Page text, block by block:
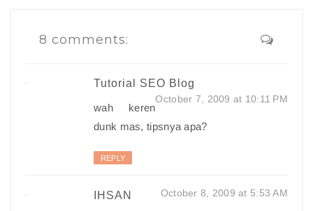
8 comments:
Tutorial SEO Blog
October 7, 2009 at 10:11 PM
wah keren
dunk mas, tipsnya apa?
REPLY
IHSAN October 8, 2009 at 5:53 AM